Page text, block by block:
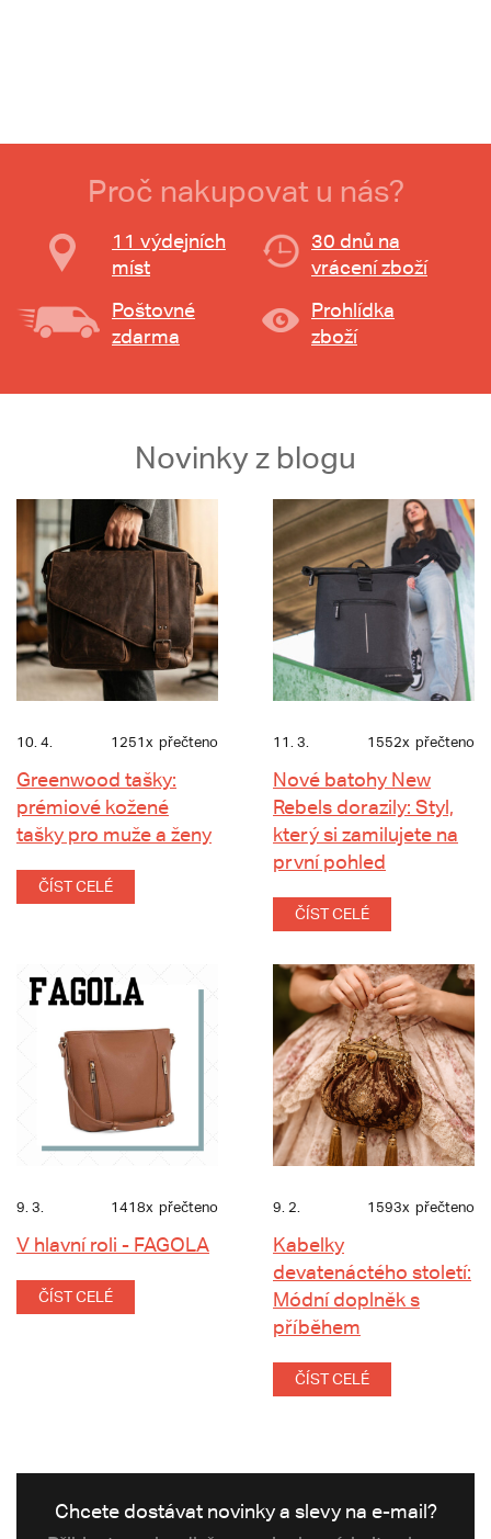
Proč nakupovat u nás?
11 výdejních
míst
30 dnů na
vrácení zboží
Poštovné
zdarma
Prohlídka
zboží
Novinky z blogu
10. 4. 1251x přečteno
Greenwood tašky:
prémiové kožené
tašky pro muže a ženy
ČÍST CELÉ
11. 3. 1552x přečteno
Nové batohy New
Rebels dorazily: Styl,
který si zamilujete na
první pohled
ČÍST CELÉ
9. 3. 1418x přečteno
V hlavní roli - FAGOLA
ČÍST CELÉ
9. 2. 1593x přečteno
Kabelky
devatenáctého století:
Módní doplněk s
příběhem
ČÍST CELÉ
Chcete dostávat novinky a slevy na e-mail?